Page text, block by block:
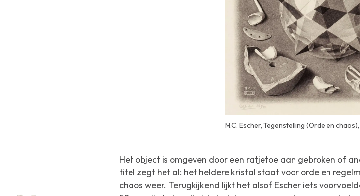
M.C. Escher, Tegenstelling (Orde en
Het object is omgeven door een ratjetoe aan gebroken of
titel zegt het al: het heldere kristal staat voor orde en
chaos weer. Terugkijkend lijkt het alsof Escher iets